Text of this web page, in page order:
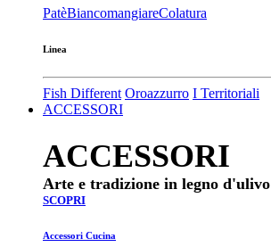
Patè​BiancomangiareColatura
Linea
Fish Different Oroazzurro I Territoriali
ACCESSORI
ACCESSORI
Arte e tradizione in legno d'ulivo
SCOPRI
Accessori Cucina